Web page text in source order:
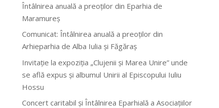
Întâlnirea anuală a preoților din Eparhia de
Maramureș
Comunicat: Întâlnirea anuală a preoților din
Arhieparhia de Alba Iulia și Făgăraș
Invitație la expoziția „Clujenii și Marea Unire” unde
se află expus și albumul Unirii al Episcopului Iuliu
Hossu
Concert caritabil și Întâlnirea Eparhială a Asociațiilor